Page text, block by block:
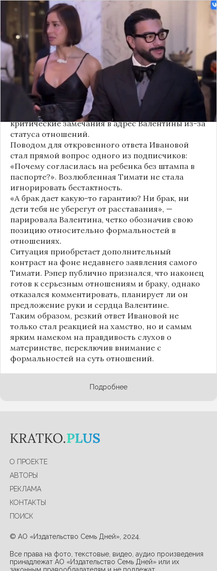
Валентина Иванова, избранница рэпера Тимати,
публично ответила на бестактный вопрос о
своем решении родить ребенка вне
официального брака. Ее резкая реакция стала
первым косвенным подтверждением слухов о
рождении дочери, ранее распространяемых
изданием «СтарХит».
Хотя сама звездная пара официально не
объявляла о пополнении, поклонники уже
засыпали их поздравлениями. Однако
некоторые комментаторы позволили себе
критические замечания в адрес Валентины из-за
статуса отношений.
Поводом для откровенного ответа Ивановой
стал прямой вопрос одного из подписчиков:
«Почему согласилась на ребенка без штампа в
паспорте?». Возлюбленная Тимати не стала
игнорировать бестактность.
«А брак дает какую-то гарантию? Ни брак, ни
дети тебя не уберегут от расставания», —
парировала Валентина, четко обозначив свою
позицию относительно формальностей в
отношениях.
Ситуация приобретает дополнительный
контраст на фоне недавнего заявления самого
Тимати. Рэпер публично признался, что наконец
готов к серьезным отношениям и браку, однако
отказался комментировать, планирует ли он
предложение руки и сердца Валентине.
Таким образом, резкий ответ Ивановой не
только стал реакцией на хамство, но и самым
ярким намеком на правдивость слухов о
материнстве, переключив внимание с
формальностей на суть отношений.
Подробнее
О ПРОЕКТЕ
АВТОРЫ
РЕКЛАМА
КОНТАКТЫ
ПОИСК
© АО «Издательство Семь Дней», 2024.
Все права на фото, текстовые, видео, аудио произведения
принадлежат АО «Издательство Семь Дней» или их